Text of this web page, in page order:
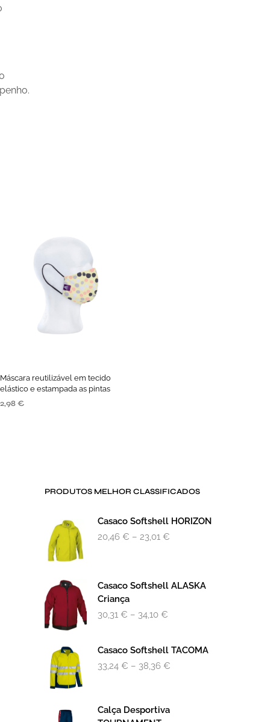
Máscara reutilizável em tecido
elástico e estampada as pintas
2,98€
PRODUTOS MELHOR CLASSIFICADOS
Casaco Softshell HORIZON
20,46 € – 23,01 €
Casaco Softshell ALASKA
Criança
30,31 € – 34,10 €
Casaco Softshell TACOMA
33,24 € – 38,36 €
Calça Desportiva